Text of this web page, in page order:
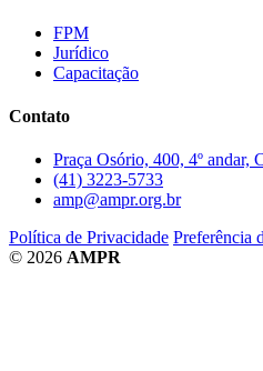
FPM
Jurídico
Capacitação
Contato
Praça Osório, 400, 4º andar,
(41) 3223-5733
amp@ampr.org.br
Política de Privacidade Preferência
© 2026 AMPR